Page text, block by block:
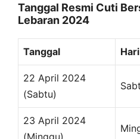
Tanggal Resmi Cuti
Lebaran 2024
Tanggal Hari
22 April 2024
(Sabtu)
23 April 2024
(Minggu)